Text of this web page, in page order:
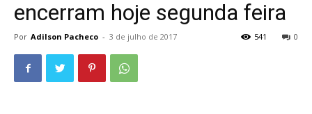
encerram hoje segunda feira
Por Adilson Pacheco - 3 de julho de 2017 0
541